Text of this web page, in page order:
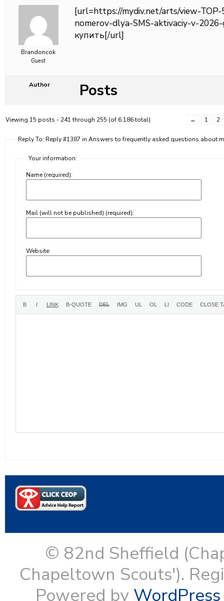
Brandoncok
Guest
[url=https://mydiv.net/arts/view-
nomerov-dlya-SMS-aktivaciy-v-
купить[/url]
Author Posts
Viewing 15 posts - 241 through 255 (of 6,186 total) ← 1 2
Reply To: Reply #1387 in Answers to frequently asked questions about
Your information:
Name (required):
Mail (will not be published) (required):
Website:
© 82nd Sheffield
Chapeltown Scouts').
Powered by WordPress